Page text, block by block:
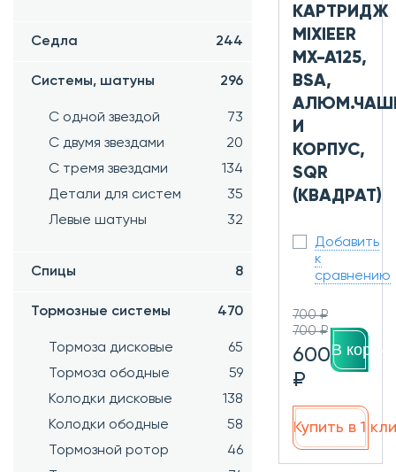
Седла 244
Системы, шатуны 296
С одной звездой
73
С двумя звездами
20
С тремя звездами
134
Детали для систем
35
Левые шатуны
32
Спицы 8
Тормозные системы 470
Тормоза дисковые
65
Тормоза ободные
59
Колодки дисковые
138
Колодки ободные
58
Тормозной ротор
46
КАРТРИДЖ
MIXIEER
MX-A125,
BSA,
И
КОРПУС,
SQR
(КВАДРАТ)
Добавить
к
сравнению
700 ₽
700 ₽
600
₽
В
Купить в 1